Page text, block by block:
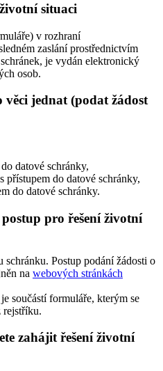
situaci
v rozhraní
zaslání prostřednictvím
je vydán elektronický
osob.
jednat (podat žádost
datové schránky,
přístupem do datové schránky,
do datové schránky.
pro řešení životní
Postup podání žádosti o
na webových stránkách
součástí formuláře, kterým se
rejstříku.
zahájit řešení životní